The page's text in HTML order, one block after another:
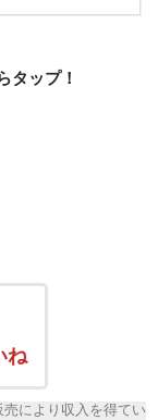
タップ！
ね
により収入を得てい